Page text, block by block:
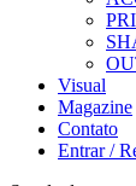
Visual
Magazine
Contato
Entrar /